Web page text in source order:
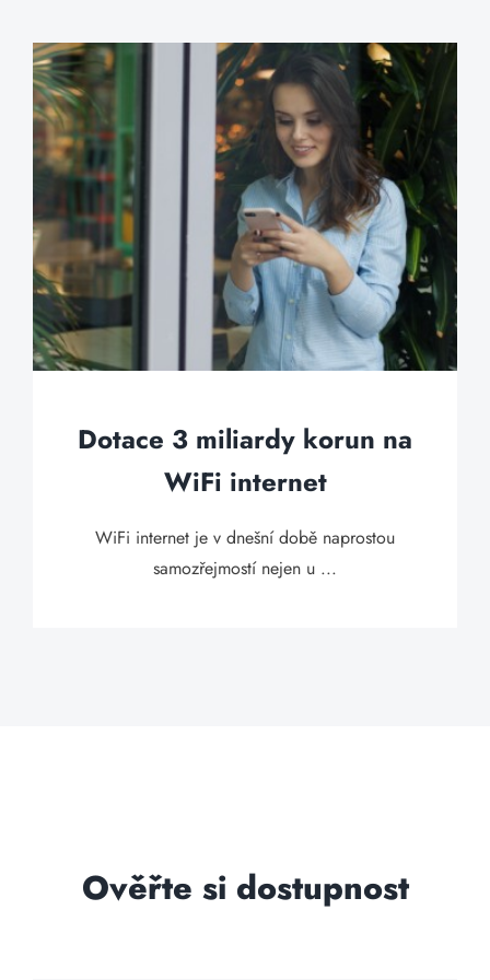
Dotace 3 miliardy korun na
WiFi internet
WiFi internet je v dnešní době naprostou
samozřejmostí nejen u ...
Ověřte si dostupnost